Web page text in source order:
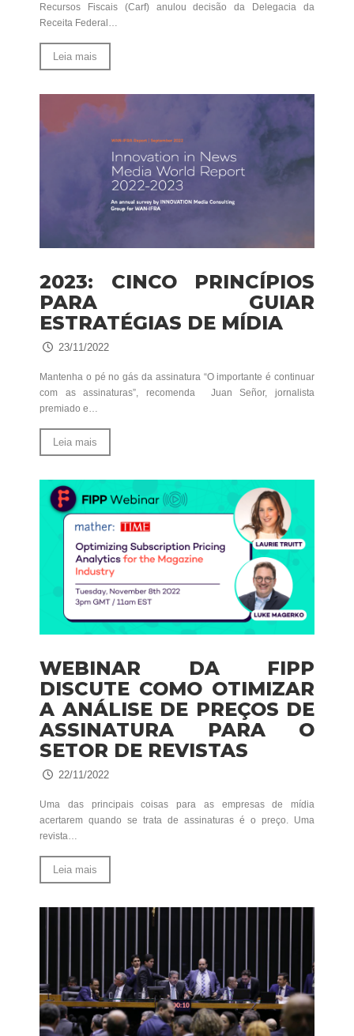
Recursos Fiscais (Carf) anulou decisão da Delegacia da
Receita Federal…
Leia mais
2023: CINCO PRINCÍPIOS
PARA GUIAR
ESTRATÉGIAS DE MÍDIA
23/11/2022
Mantenha o pé no gás da assinatura “O importante é continuar
com as assinaturas”, recomenda Juan Señor, jornalista
premiado e…
Leia mais
WEBINAR DA FIPP
DISCUTE COMO OTIMIZAR
A ANÁLISE DE PREÇOS DE
ASSINATURA PARA O
SETOR DE REVISTAS
22/11/2022
Uma das principais coisas para as empresas de mídia
acertarem quando se trata de assinaturas é o preço. Uma
revista…
Leia mais